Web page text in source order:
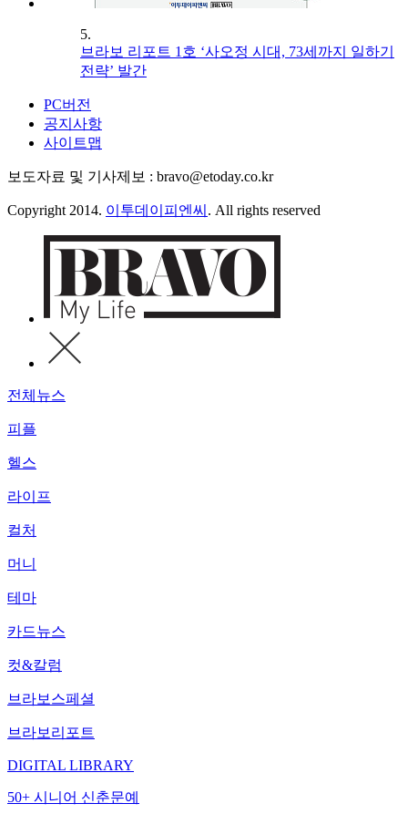
5.
브라보 리포트 1호 ‘사오정 시대, 73세까지 일하기
전략’ 발간
PC버전
공지사항
사이트맵
보도자료 및 기사제보 : bravo@etoday.co.kr
Copyright 2014. 이투데이피엔씨 . All rights reserved
전체뉴스
피플
헬스
라이프
컬처
머니
테마
카드뉴스
컷&칼럼
브라보스페셜
브라보리포트
DIGITAL LIBRARY
50+ 시니어 신춘문예